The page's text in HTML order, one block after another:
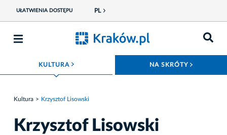
UŁATWIENIA DOSTĘPU PL
KULTURA ROZWIŃ MENU NA SKRÓTY
Kultura Krzysztof Lisowski
Krzysztof Lisowski